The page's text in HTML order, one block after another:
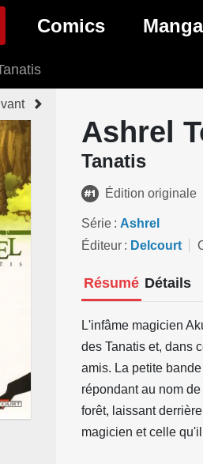
courante)
BD
sorties BD
BD
Comics
Genres Comics
Manga
Ashrel
Tanatis
Édition originale
Série
Ashrel
Éditeur
Delcourt
Résumé Détails
L'infâme magicien
des Tanatis et, dans
amis. La petite
répondant au nom
forêt, laissant
magicien et celle